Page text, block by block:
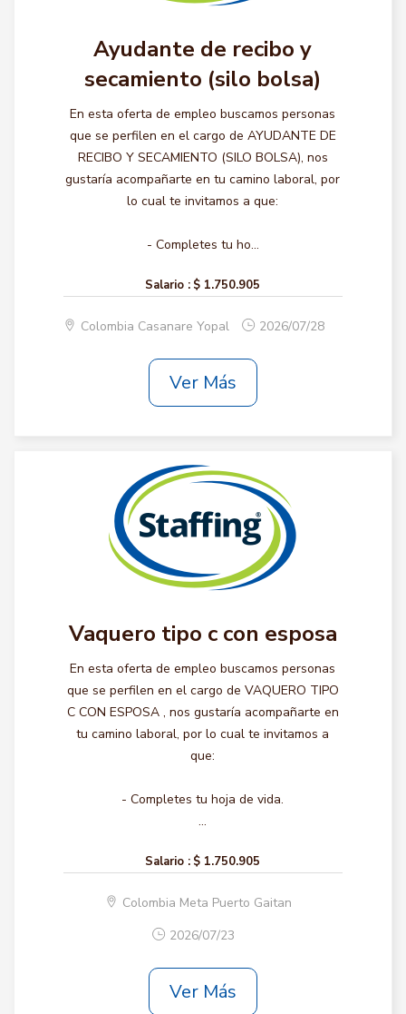
Ayudante de recibo y
secamiento (silo bolsa)
En esta oferta de empleo buscamos personas
que se perfilen en el cargo de AYUDANTE DE
RECIBO Y SECAMIENTO (SILO BOLSA), nos
gustaría acompañarte en tu camino laboral, por
lo cual te invitamos a que:
- Completes tu ho...
Salario : $ 1.750.905
Colombia Casanare Yopal 2026/07/28
Ver Más
Vaquero tipo c con esposa
En esta oferta de empleo buscamos personas
que se perfilen en el cargo de VAQUERO TIPO
C CON ESPOSA , nos gustaría acompañarte en
tu camino laboral, por lo cual te invitamos a
que:
- Completes tu hoja de vida.
...
Salario : $ 1.750.905
Colombia Meta Puerto Gaitan
2026/07/23
Ver Más